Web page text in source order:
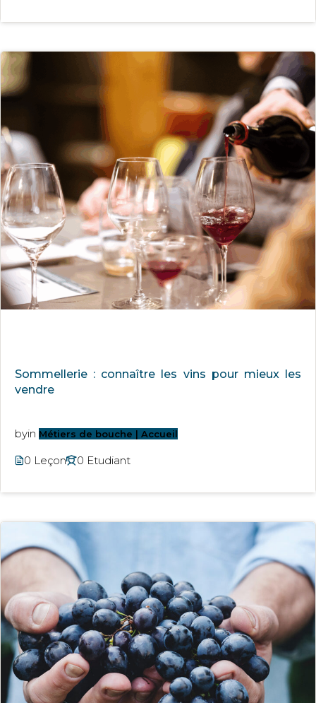
Sommellerie : connaître les vins pour mieux les
vendre
byin Métiers de bouche | Accueil
0 Leçon 0 Etudiant